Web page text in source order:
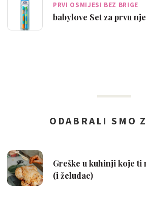
PRVI OSMIJESI BEZ BRIGE
babylove Set za prvu